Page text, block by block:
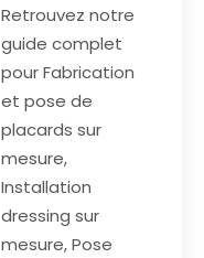
Retrouvez notre
guide complet
pour Fabrication
et pose de
placards sur
mesure,
Installation
dressing sur
mesure, Pose